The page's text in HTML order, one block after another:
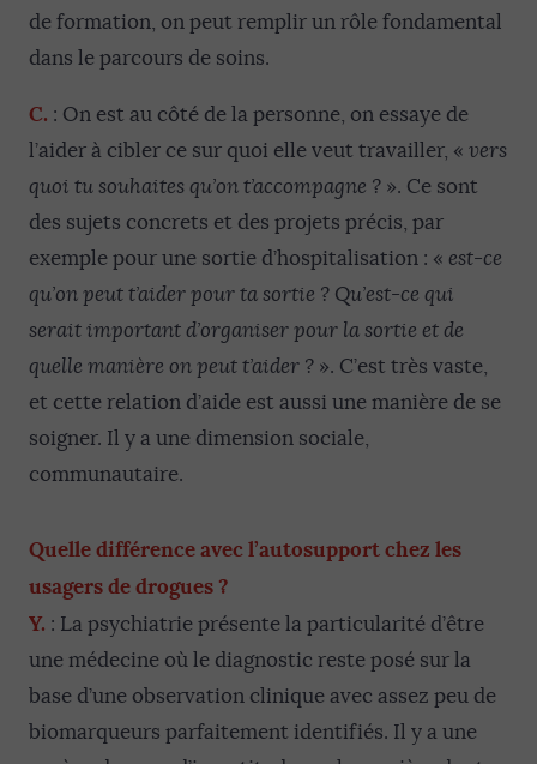
de formation, on peut remplir un rôle fondamental
dans le parcours de soins.
C. : On est au côté de la personne, on essaye de
l’aider à cibler ce sur quoi elle veut travailler, « vers
quoi tu souhaites qu’on t’accompagne ? ». Ce sont
des sujets concrets et des projets précis, par
exemple pour une sortie d’hospitalisation : « est-ce
qu’on peut t’aider pour ta sortie ? Qu’est-ce qui
serait important d’organiser pour la sortie et de
quelle manière on peut t’aider ? ». C’est très vaste,
et cette relation d’aide est aussi une manière de se
soigner. Il y a une dimension sociale,
communautaire.
Quelle différence avec l’autosupport chez les
usagers de drogues ?
Y. : La psychiatrie présente la particularité d’être
une médecine où le diagnostic reste posé sur la
base d’une observation clinique avec assez peu de
biomarqueurs parfaitement identifiés. Il y a une